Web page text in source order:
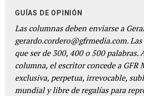
GUÍAS DE OPINIÓN
Las columnas deben enviarse a
gerardo.cordero@gfrmedia.com.
que ser de 300, 400 o 500 palabras.
columna, el escritor concede a GFR
exclusiva, perpetua, irrevocable,
mundial y libre de regalías para